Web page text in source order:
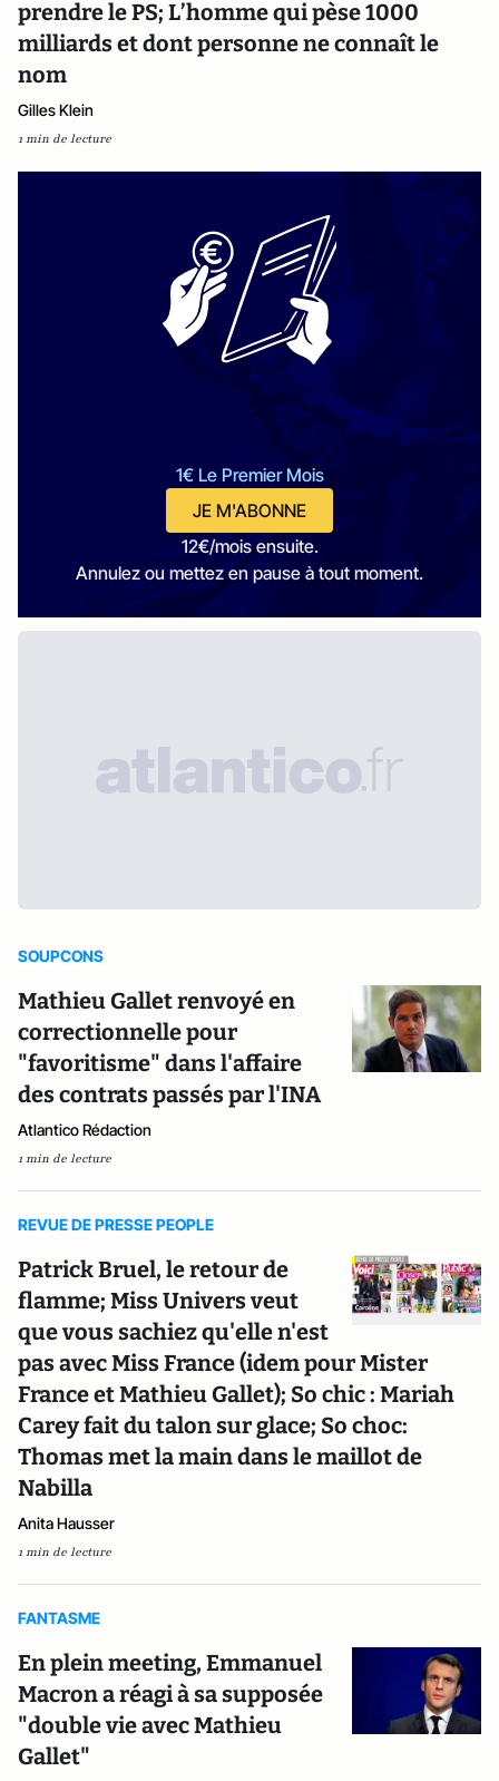
prendre le PS; L’homme qui pèse 1000
milliards et dont personne ne connaît le
nom
Gilles Klein
1 min de lecture
1€ Le Premier Mois
JE M'ABONNE
12€/mois ensuite.
Annulez ou mettez en pause à tout moment.
SOUPCONS
Mathieu Gallet renvoyé en
correctionnelle pour
"favoritisme" dans l'affaire
des contrats passés par l'INA
Atlantico Rédaction
1 min de lecture
REVUE DE PRESSE PEOPLE
Patrick Bruel, le retour de
flamme; Miss Univers veut
que vous sachiez qu'elle n'est
pas avec Miss France (idem pour Mister
France et Mathieu Gallet); So chic : Mariah
Carey fait du talon sur glace; So choc:
Thomas met la main dans le maillot de
Nabilla
Anita Hausser
1 min de lecture
FANTASME
En plein meeting, Emmanuel
Macron a réagi à sa supposée
"double vie avec Mathieu
Gallet"